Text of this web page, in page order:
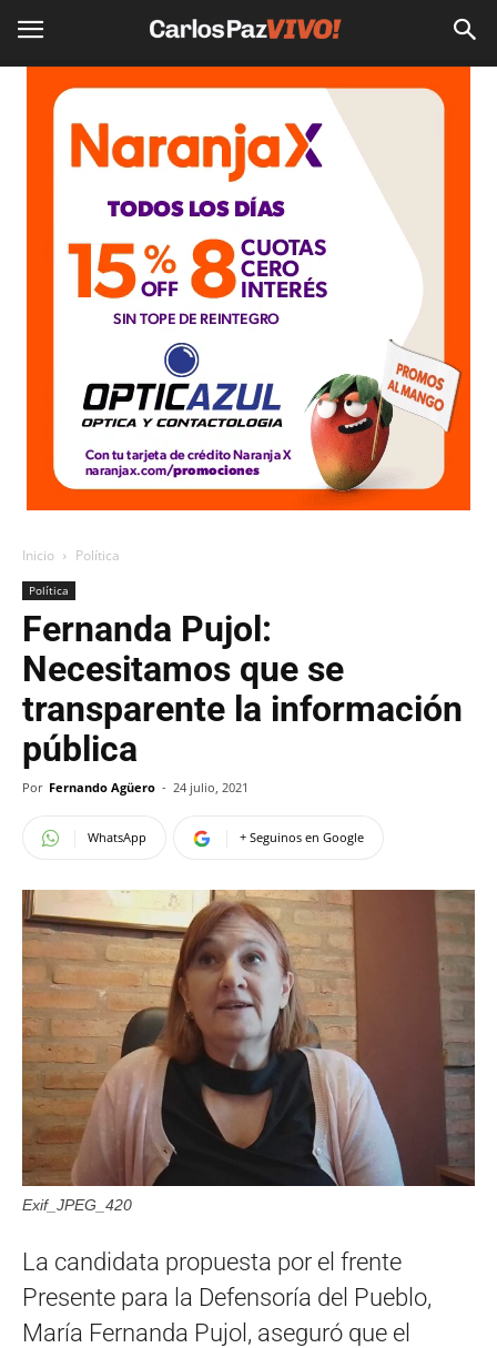
Inicio Política
Política
Fernanda Pujol:
Necesitamos que se
transparente la información
pública
Por Fernando Agüero - 24 julio, 2021
WhatsApp + Seguinos en Google
Exif_JPEG_420
La candidata propuesta por el frente
Presente para la Defensoría del Pueblo,
María Fernanda Pujol, aseguró que el